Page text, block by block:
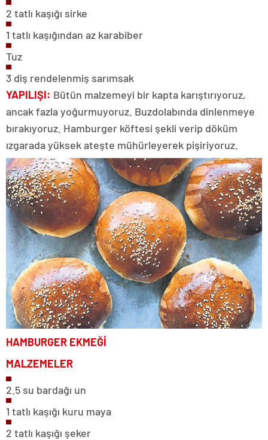
2 tatlı kaşığı sirke
1 tatlı kaşığından az karabiber
Tuz
3 diş rendelenmiş sarımsak
YAPILIŞI: Bütün malzemeyi bir kapta karıştırıyoruz,
ancak fazla yoğurmuyoruz. Buzdolabında dinlenmeye
bırakıyoruz. Hamburger köftesi şekli verip döküm
ızgarada yüksek ateşte mühürleyerek pişiriyoruz.
HAMBURGER EKMEĞİ
MALZEMELER
2.5 su bardağı un
1 tatlı kaşığı kuru maya
2 tatlı kaşığı şeker